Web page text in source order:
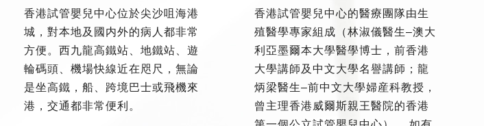
香港試管嬰兒中心位於尖沙咀海港
城，對本地及國内外的病人都非常
方便。西九龍高鐵站、地鐵站、遊
輪碼頭、機場快線近在咫尺，無論
是坐高鐵，船、跨境巴士或飛機來
港，交通都非常便利。
香港試管嬰兒中心的醫療團隊由生
殖醫學專家組成（林淑儀醫生–澳大
利亞墨爾本大學醫學博士，前香港
大學講師及中文大學名譽講師；龍
炳梁醫生–前中文大學婦産科教授，
曾主理香港威爾斯親王醫院的香港